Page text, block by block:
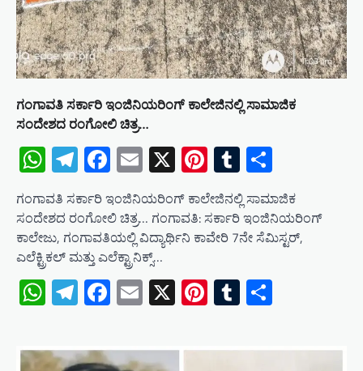
ಗಂಗಾವತಿ ಸರ್ಕಾರಿ ಇಂಜಿನಿಯರಿಂಗ್ ಕಾಲೇಜಿನಲ್ಲಿ ಸಾಮಾಜಿಕ
ಸಂದೇಶದ ರಂಗೋಲಿ ಚಿತ್ರ…
WhatsApp
Telegram
Facebook
Email
X Pinterest
Tumblr
ಗಂಗಾವತಿ ಸರ್ಕಾರಿ ಇಂಜಿನಿಯರಿಂಗ್ ಕಾಲೇಜಿನಲ್ಲಿ ಸಾಮಾಜಿಕ
ಸಂದೇಶದ ರಂಗೋಲಿ ಚಿತ್ರ… ಗಂಗಾವತಿ: ಸರ್ಕಾರಿ ಇಂಜಿನಿಯರಿಂಗ್
ಕಾಲೇಜು, ಗಂಗಾವತಿಯಲ್ಲಿ ವಿದ್ಯಾರ್ಥಿನಿ ಕಾವೇರಿ 7ನೇ ಸೆಮಿಸ್ಟರ್,
ಎಲೆಕ್ಟ್ರಿಕಲ್ ಮತ್ತು ಎಲೆಕ್ಟ್ರಾನಿಕ್ಸ್…
WhatsApp
Telegram
Facebook
Email
X Pinterest
Tumblr